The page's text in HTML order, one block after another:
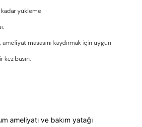
kadar yükleme
masasını kaydırmak için uygun
kez basın.
ameliyatı ve bakım yatağı